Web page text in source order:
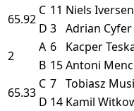
65.92
C 11 Niels Iversen
D 3 Adrian Cyfer
2
A 6 Kacper
B 15Antoni
65.33
C 7 Tobiasz
D 14 Kamil